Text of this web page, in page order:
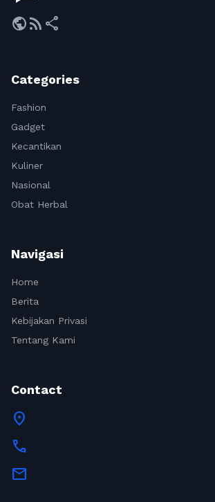
publicrss_feed share
Categories
Fashion
Gadget
Kecantikan
Kuliner
Nasional
Obat Herbal
Navigasi
Home
Berita
Kebijakan Privasi
Tentang Kami
Contact
location_on
call
mail